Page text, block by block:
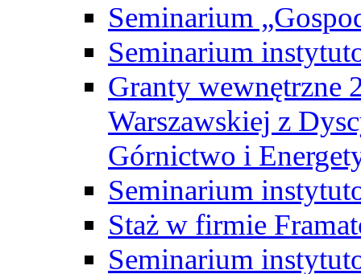
Seminarium
Seminarium
Granty wewnętrzne
Warszawskiej z
Górnictwo i
Seminarium
Staż w firmie
Seminarium